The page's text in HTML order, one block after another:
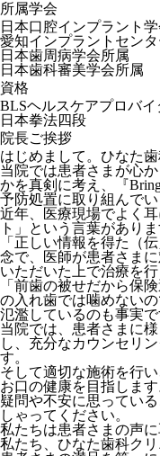
所属学会
日本口腔インプラント
愛知インプラントセン
日本歯周病学会所属
日本歯科審美学会所属
資格
BLSヘルスケアプロバイ
日本拳法四段
院長ご挨拶
はじめまして。ひなた
当院では患者さまが心
かを真剣に考え、『
予防処置に取り組んでい
近年、医療現場でよく
ト」という言葉がありま
「正しい情報を得た（
念で、医師が患者さま
いただいた上で治療を
「前歯の被せだから保
の入れ歯では噛めない
氾濫しているのも事実で
当院では、患者さまに
し、充分なカウンセリ
す。
そして適切な施術を行
お口の健康を目指します
疑問や不安に思ってい
しゃってください。
私たちは患者さまの声に
私たち、ひなた歯科ク